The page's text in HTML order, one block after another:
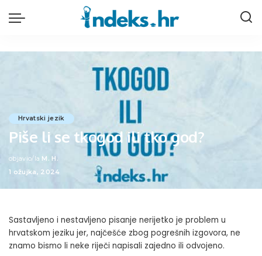
Hrvatski jezik
Piše li se tkogod ili tko god?
Posted
by
objavio/la M. H.
1 ožujka, 2024
Sastavljeno i nestavljeno pisanje nerijetko je problem u
hrvatskom jeziku jer, najčešće zbog pogrešnih izgovora, ne
znamo bismo li neke riječi napisali zajedno ili odvojeno.